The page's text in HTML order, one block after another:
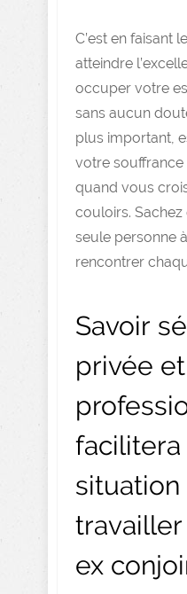
C’est en faisant
atteindre
occuper votre
sans aucun
plus important,
votre
quand vous
couloirs. Sachez
seule personne
rencontrer
Savoir
privée et
facilitera
situation
ex